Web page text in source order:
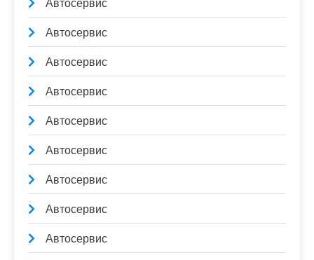
Автосервис
Автосервис
Автосервис
Автосервис
Автосервис
Автосервис
Автосервис
Автосервис
Автосервис